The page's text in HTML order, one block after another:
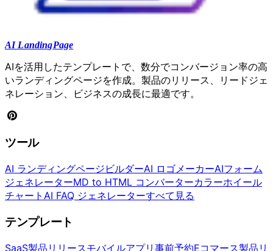
AI LandingPage
AIを活用したテンプレートで、数分でコンバージョン率の高
いランディングページを作成。製品のリリース、リードジェ
ネレーション、ビジネスの成長に最適です。
ツール
AI ランディングページビルダーAI ロゴメーカーAIフォーム
ジェネレーターMD to HTML コンバーターカラーホイール
チャート AI FAQ ジェネレーターすべて見る
テンプレート
SaaS製品リリースモバイルアプリ事前予約Eコマース製品リ